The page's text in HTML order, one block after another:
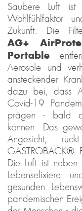
Saubere Luft
Wohlfühlfaktor
Zukunft. Die
AG+
Portable
Aerosole und
ansteckender
dazu bei, dass
Covid-19
prägen - bald
können. Das
Angesicht,
GASTROBACK®
Die Luft ist
Lebenselixiere
gesunden
pandemischen